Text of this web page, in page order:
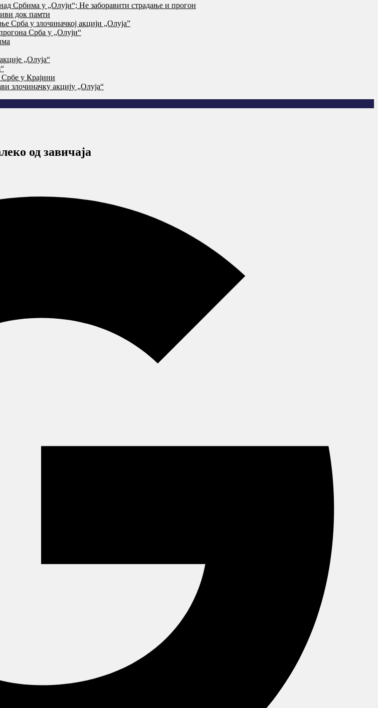
Србима у „Олуји“; Не заборавити страдање и прогон
док памти
у злочиначкој акцији „Олуја”
Срба у „Олуји“
„Олуја“
Србе у Крајини
злочиначку акцију „Олуја“
од завичаја